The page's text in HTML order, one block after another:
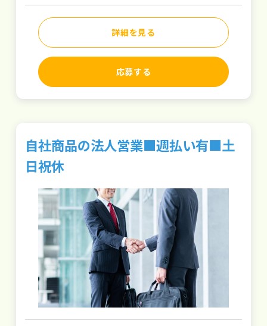
詳細を見る
応募する
自社商品の法人営業■週払い有■土
日祝休